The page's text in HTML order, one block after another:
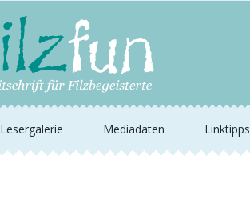
Lesergalerie Mediadaten Linktipps